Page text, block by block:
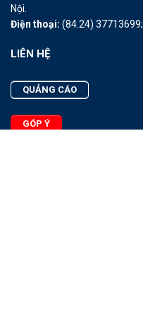
Nội.
Điện thoại: (84.24) 37713699;
LIÊN HỆ
QUẢNG CÁO
GÓP Ý